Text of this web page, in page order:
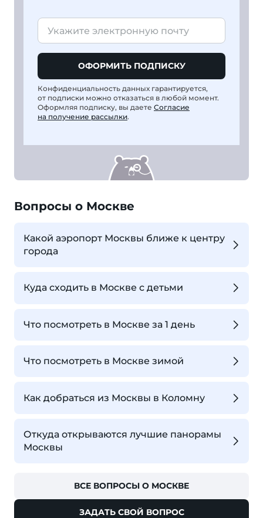
ОФОРМИТЬ ПОДПИСКУ
Конфиденциальность данных гарантируется,
от подписки можно отказаться в любой момент.
Оформляя подписку, вы даете Согласие
на получение рассылки.
Вопросы о Москве
Какой аэропорт Москвы ближе к центру
города
Куда сходить в Москве с детьми
Что посмотреть в Москве за 1 день
Что посмотреть в Москве зимой
Как добраться из Москвы в Коломну
Откуда открываются лучшие панорамы
Москвы
ВСЕ ВОПРОСЫ О МОСКВЕ
ЗАДАТЬ СВОЙ ВОПРОС